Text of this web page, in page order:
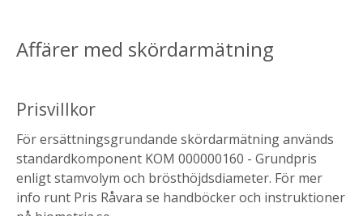
Affärer med skördarmätning
Prisvillkor
För ersättningsgrundande skördarmätning används
standardkomponent KOM 000000160 - Grundpris
enligt stamvolym och brösthöjdsdiameter. För mer
info runt Pris Råvara se handböcker och instruktioner